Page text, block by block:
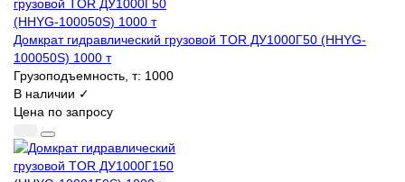
Домкрат гидравлический грузовой TOR ДУ1000Г50 (HHYG-
100050S) 1000 т
Грузоподъемность, т: 1000
В наличии ✓
Цена по запросу